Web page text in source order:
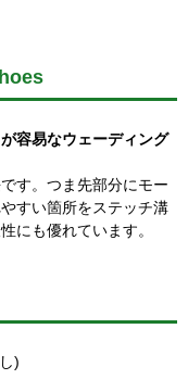
容易なウェーディング
す。つま先部分にモー
すい箇所をステッチ溝
にも優れています。
)